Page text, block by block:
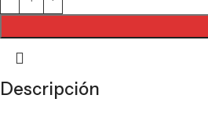
Descripción